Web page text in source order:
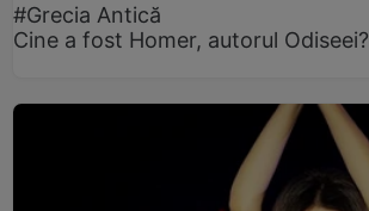
#Grecia Antică
Cine a fost Homer, autorul Odiseei?